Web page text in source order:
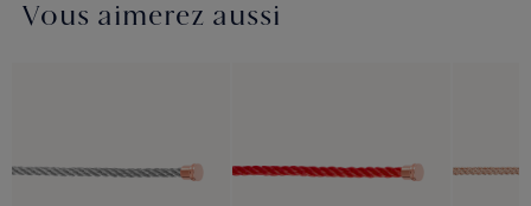
Vous aimerez aussi